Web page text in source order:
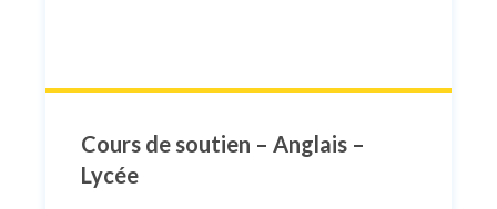
Cours de soutien – Anglais –
Lycée